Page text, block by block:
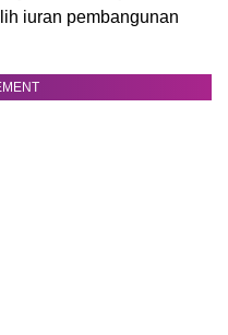
iuran pembangunan